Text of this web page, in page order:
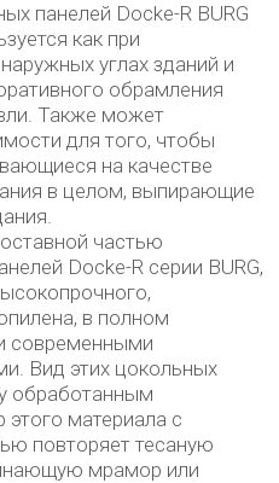
панелей Docke-R BURG
как при
углах зданий и
обрамления
Также может
для того, чтобы
на качестве
в целом, выпирающие
частью
Docke-R серии BURG,
в полном
современными
Вид этих цокольных
обработанным
материала с
повторяет тесаную
мрамор или